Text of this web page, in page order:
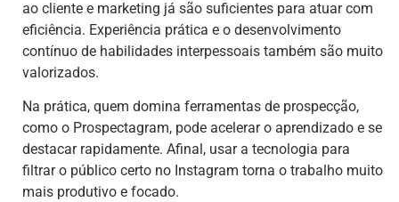
ao cliente e marketing já são suficientes para atuar com
eficiência. Experiência prática e o desenvolvimento
contínuo de habilidades interpessoais também são muito
valorizados.
Na prática, quem domina ferramentas de prospecção,
como o Prospectagram, pode acelerar o aprendizado e se
destacar rapidamente. Afinal, usar a tecnologia para
filtrar o público certo no Instagram torna o trabalho muito
mais produtivo e focado.